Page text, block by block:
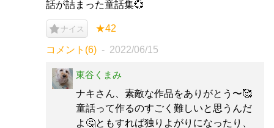
話が詰まった童話集💞
ナイス ★42
コメント(6) 2022/06/15
東谷くまみ
ナキさん、素敵な作品をありがとう〜🥰
童話って作るのすごく難しいと思うんだ
よ🤔ともすれば独りよがりになったり、